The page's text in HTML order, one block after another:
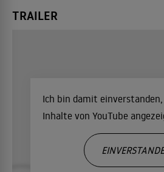
TRAILER
Ich bin damit
Inhalte von YouTube